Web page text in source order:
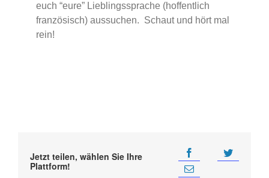
euch “eure” Lieblingssprache (hoffentlich
französisch) aussuchen. Schaut und hört mal
rein!
Jetzt teilen, wählen Sie Ihre
Plattform!